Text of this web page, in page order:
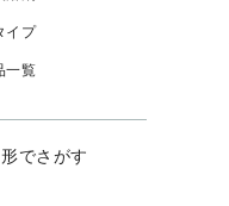
イプ
一覧
でさがす